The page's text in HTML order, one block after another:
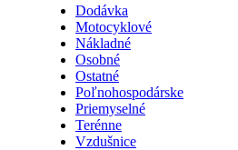
Dodávka
Motocyklové
Nákladné
Osobné
Ostatné
Poľnohospodárske
Priemyselné
Terénne
Vzdušnice